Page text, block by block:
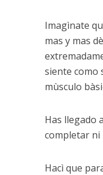
Imagìnate
mas y mas
siente como
mùsculo
Has llegado
completar ni
Hacì que